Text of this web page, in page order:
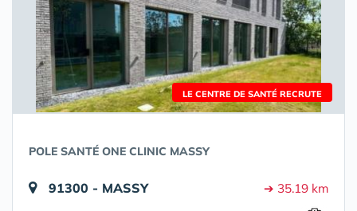
LE CENTRE DE SANTÉ RECRUTE
POLE SANTÉ ONE CLINIC MASSY
91300 - MASSY ➔ 35.19 km